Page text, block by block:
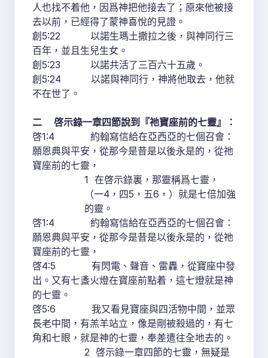
人也找不着他，因爲神把他接去了；原來他被接
去以前，已經得了蒙神喜悅的見證。
創5:22 以諾生瑪土撒拉之後，與神同行三
百年，並且生兒生女。
創5:23 以諾共活了三百六十五歲。
創5:24 以諾與神同行，神將他取去，他就
不在世了。
二 啓示錄一章四節說到『祂寶座前的七靈』：
啓1:4 約翰寫信給在亞西亞的七個召會：
願恩典與平安，從那今是昔是以後永是的，從祂
寶座前的七靈，
1 在啓示錄裏，那靈稱爲七靈，
（一4，四5，五6，）就是七倍加強
的靈。
啓1:4 約翰寫信給在亞西亞的七個召會：
願恩典與平安，從那今是昔是以後永是的，從祂
寶座前的七靈，
啓4:5 有閃電、聲音、雷轟，從寶座中發
出。又有七盞火燈在寶座前點着，這七燈就是神
的七靈。
啓5:6 我又看見寶座與四活物中間，並眾
長老中間，有羔羊站立，像是剛被殺過的，有七
角和七眼，就是神的七靈，奉差遣往全地去的。
2 啓示錄一章四節的七靈，無疑是